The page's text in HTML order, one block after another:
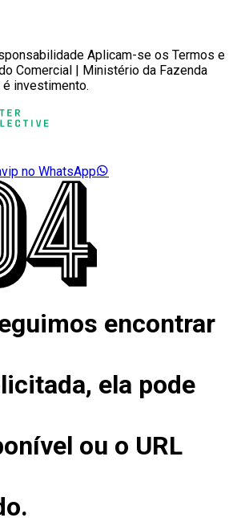
Aplicam-se os Termos e
Comercial | Ministério da Fazenda
investimento.
no WhatsApp
encontrar
ela pode
ou o URL